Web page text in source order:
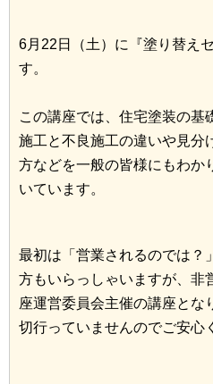
6月22日（土）に『塗り替え
す。
この講座では、住宅塗装の基
施工と不良施工の違いや見分
方などを一般の皆様にもわか
いています。
最初は「営業されるのでは？
方もいらっしゃいますが、非
座運営委員会主催の講座とな
切行っていませんのでご安心